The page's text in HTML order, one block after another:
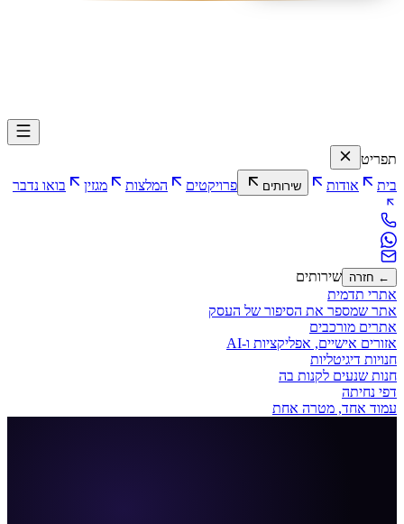
תפריט
בית
אודות שירותים פרויקטים המלצות מגזין בואו נדבר
← חזרה
שירותים
אתרי תדמית
אתר שמספר את הסיפור של העסק
אתרים מורכבים
אזורים אישיים, אפליקציות ו-AI
חנויות דיגיטליות
חנות שנעים לקנות בה
דפי נחיתה
עמוד אחד, מטרה אחת